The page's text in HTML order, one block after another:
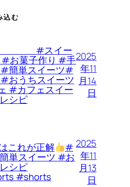
込む
#スイー
お菓子作り #手
#簡単スイーツ#
おうちスイーツ
#カフェスイー
シピ
2025
年11
月14
日
これが正解 #
単スイーツ #お
シピ
#shorts
2025
年11
月13
日